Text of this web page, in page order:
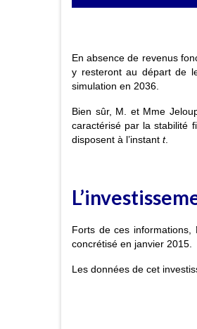
En absence de revenus
y resteront au départ de
simulation en 2036.
Bien sûr, M. et Mme
caractérisé par la stabilité
disposent à l’instant t.
Forts de ces informations,
concrétisé en janvier 2015.
Les données de cet